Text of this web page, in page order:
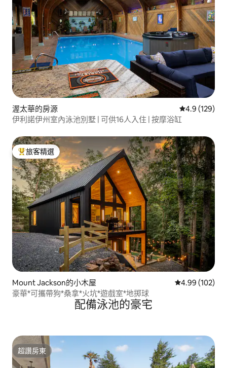
渥太華的房源 從 129 則評
4.9 (129)
伊利諾伊州室內泳池別墅 | 可供16人入住 | 按摩浴缸
旅客精選榜首
旅客精選
Mount Jackson的小木屋 從 102 則評價
4.99 (102)
豪華*可攜帶狗*桑拿*火坑*遊戲室*地掷球
配備泳池的豪宅
超讚房東
超讚房東